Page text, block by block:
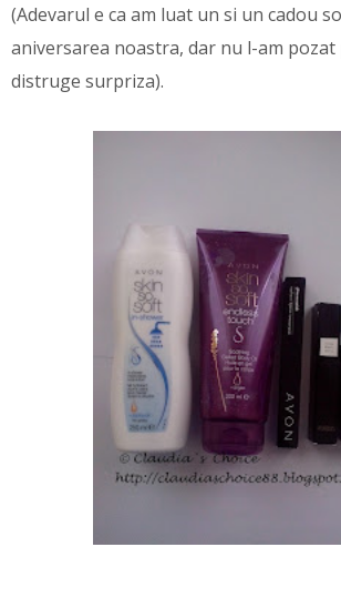
(Adevarul e ca am luat un si un cadou
aniversarea noastra, dar nu l-am
distruge surpriza).